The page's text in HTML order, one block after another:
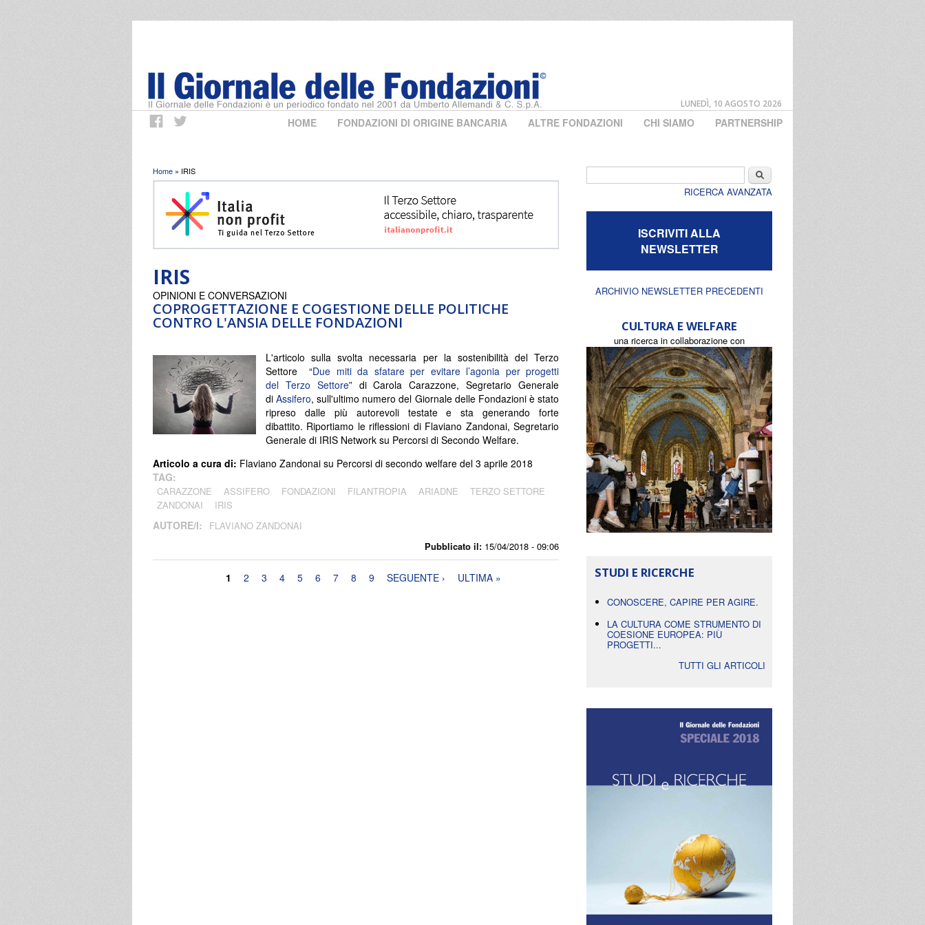
LUNEDÌ, 10 AGOSTO 2026
HOME FONDAZIONI DI ORIGINE BANCARIA ALTRE FONDAZIONI CHI SIAMO PARTNERSHIP
Tu sei qui
Home » IRIS
IRIS
COPROGETTAZIONE E COGESTIONE DELLE POLITICHE
CONTRO L'ANSIA DELLE FONDAZIONI
Pubblicato il: 15/04/2018 - 09:06
OPINIONI E CONVERSAZIONI
L'articolo sulla svolta necessaria per la sostenibilità del Terzo
Settore “Due miti da sfatare per evitare l’agonia per progetti
del Terzo Settore” di Carola Carazzone, Segretario Generale
diAssifero, sull'ultimo numero del Giornale delle Fondazioni è stato
ripreso dalle più autorevoli testate e sta generando forte
dibattito. Riportiamo le riflessioni di Flaviano Zandonai, Segretario
Generale di IRIS Network su Percorsi di Secondo Welfare.
Articolo a cura di: Flaviano Zandonai su Percorsi di secondo welfare del 3 aprile 2018
TAG:
CARAZZONE ASSIFERO FONDAZIONI FILANTROPIA ARIADNE
TERZO SETTORE
ZANDONAI
IRIS
AUTORE/I: FLAVIANO ZANDONAI
1 2 3 4 5 6 7 8 9 SEGUENTE › ULTIMA »
Cerca
RICERCA AVANZATA
ISCRIVITI ALLA
NEWSLETTER
ARCHIVIO NEWSLETTER PRECEDENTI
CULTURA E WELFARE
una ricerca in collaborazione con
STUDI E RICERCHE
CONOSCERE, CAPIRE PER AGIRE.
LA CULTURA COME STRUMENTO DI
COESIONE EUROPEA: PIÙ
PROGETTI...
TUTTI GLI ARTICOLI